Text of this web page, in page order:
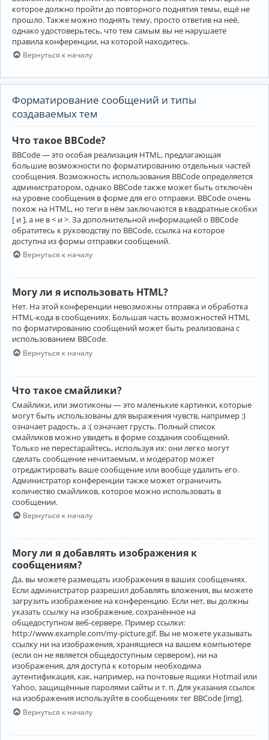
которое должно пройти до повторного поднятия темы, ещё не
прошло. Также можно поднять тему, просто ответив на неё,
однако удостоверьтесь, что тем самым вы не нарушаете
правила конференции, на которой находитесь.
Вернуться к началу
Форматирование сообщений и типы
создаваемых тем
Что такое BBCode?
BBCode — это особая реализация HTML, предлагающая
большие возможности по форматированию отдельных частей
сообщения. Возможность использования BBCode определяется
администратором, однако BBCode также может быть отключён
на уровне сообщения в форме для его отправки. BBCode очень
похож на HTML, но теги в нём заключаются в квадратные скобки
[ и ], а не в < и >. За дополнительной информацией о BBCode
обратитесь к руководству по BBCode, ссылка на которое
доступна из формы отправки сообщений.
Вернуться к началу
Могу ли я использовать HTML?
Нет. На этой конференции невозможны отправка и обработка
HTML-кода в сообщениях. Большая часть возможностей HTML
по форматированию сообщений может быть реализована с
использованием BBCode.
Вернуться к началу
Что такое смайлики?
Смайлики, или эмотиконы — это маленькие картинки, которые
могут быть использованы для выражения чувств, например :)
означает радость, а :( означает грусть. Полный список
смайликов можно увидеть в форме создания сообщений.
Только не перестарайтесь, используя их: они легко могут
сделать сообщение нечитаемым, и модератор может
отредактировать ваше сообщение или вообще удалить его.
Администратор конференции также может ограничить
количество смайликов, которое можно использовать в
сообщении.
Вернуться к началу
Могу ли я добавлять изображения к
сообщениям?
Да, вы можете размещать изображения в ваших сообщениях.
Если администратор разрешил добавлять вложения, вы можете
загрузить изображение на конференцию. Если нет, вы должны
указать ссылку на изображение, сохранённое на
общедоступном веб-сервере. Пример ссылки:
http://www.example.com/my-picture.gif. Вы не можете указывать
ссылку ни на изображения, хранящиеся на вашем компьютере
(если он не является общедоступным сервером), ни на
изображения, для доступа к которым необходима
аутентификация, как, например, на почтовые ящики Hotmail или
Yahoo, защищённые паролями сайты и т. п. Для указания ссылок
на изображения используйте в сообщениях тег BBCode [img].
Вернуться к началу